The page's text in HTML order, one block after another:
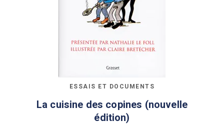
ESSAIS ET DOCUMENTS
La cuisine des copines (nouvelle
édition)